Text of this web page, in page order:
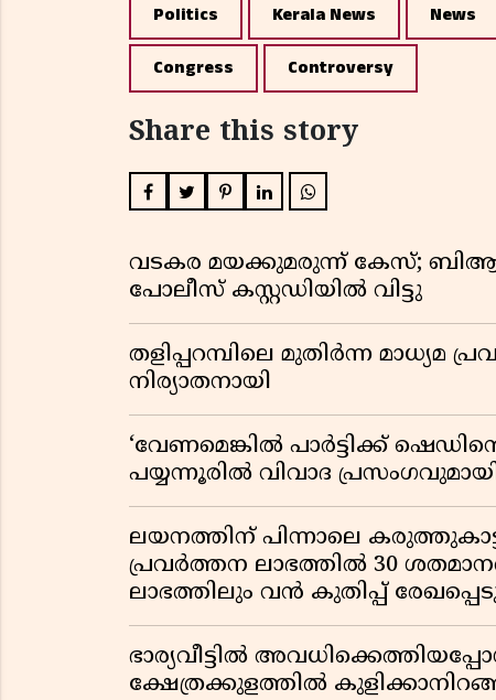
Politics Kerala News News
Congress Controversy
Share this story
വടകര മയക്കുമരുന്ന് കേസ്;
പോലീസ് കസ്റ്റഡിയിൽ വിട്ടു
തളിപ്പറമ്പിലെ മുതിർന്ന
നിര്യാതനായി
‘വേണമെങ്കിൽ പാർട്ടിക്ക്
പയ്യന്നൂരിൽ വിവാദ
ലയനത്തിന് പിന്നാലെ
പ്രവർത്തന ലാഭത്തിൽ 30
ലാഭത്തിലും വൻ കുതിപ്പ്
ഭാര്യവീട്ടിൽ
ക്ഷേത്രക്കുളത്തിൽ